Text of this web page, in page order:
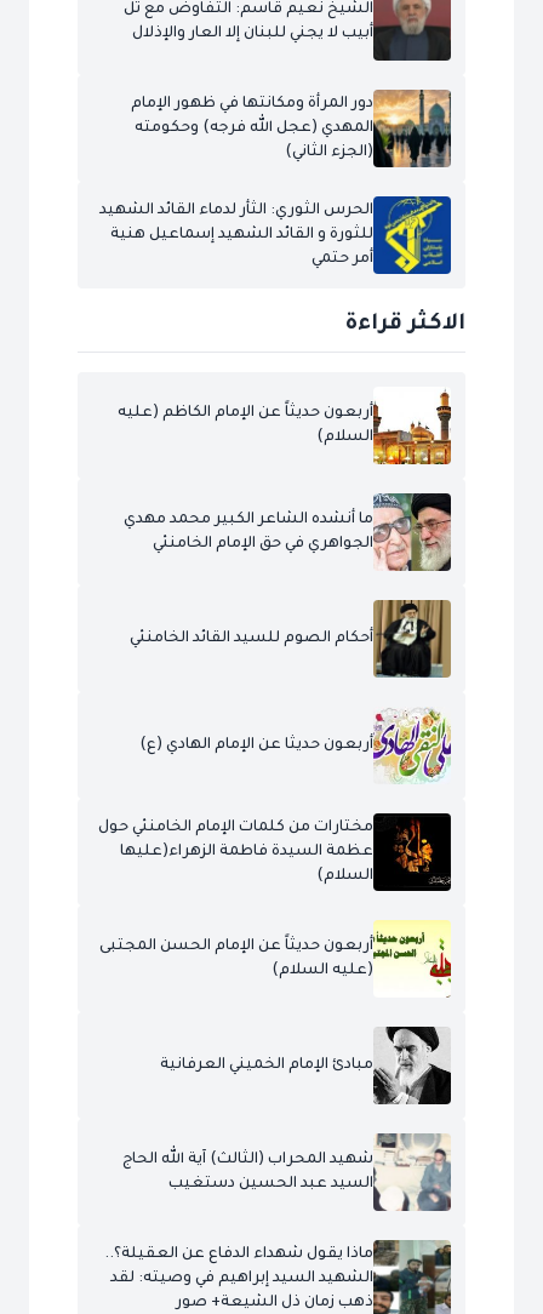
الشيخ نعيم قاسم: التفاوض مع تل
أبيب لا يجني للبنان إلا العار والإذلال
دور المرأة ومكانتها في ظهور الإمام
المهدي (عجل الله فرجه) وحكومته
(الجزء الثاني)
الحرس الثوري: الثأر لدماء القائد الشهيد
للثورة و القائد الشهيد إسماعيل هنية
أمر حتمي
الاكثر قراءة
أربعون حديثاً عن الإمام الكاظم (عليه
السلام)
ما أنشده الشاعر الكبير محمد مهدي
الجواهري في حق الإمام الخامنئي
أحكام الصوم للسيد القائد الخامنئي
أربعون حديثا عن الإمام الهادي (ع)
مختارات من كلمات الإمام الخامنئي حول
عظمة السيدة فاطمة الزهراء(عليها
السلام)
أربعون حديثاً عن الإمام الحسن المجتبى
(عليه السلام)
مبادئ الإمام الخميني العرفانية
شهيد المحراب (الثالث) آية الله الحاج
السيد عبد الحسين دستغيب
ماذا يقول شهداء الدفاع عن العقيلة؟..
الشهيد السيد إبراهيم في وصيته: لقد
ذهب زمان ذل الشيعة+ صور